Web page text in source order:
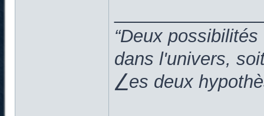
“Deux
dans l'univers,
⎳es deux